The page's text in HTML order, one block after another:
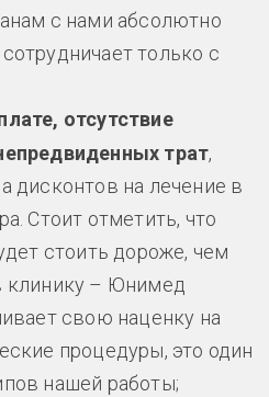
с нами абсолютно
только с
отсутствие
трат,
дисконтов на лечение в
Стоит отметить, что
стоить дороже, чем
клинику – Юнимед
свою наценку на
процедуры, это один
нашей работы;